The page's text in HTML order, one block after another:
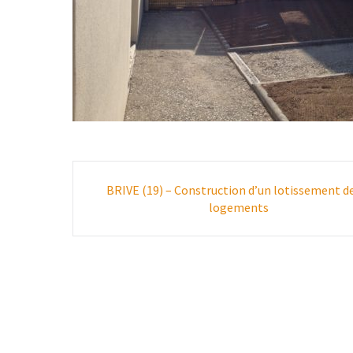
navigation
BRIVE (19) – Construction d’un lotissement
logements